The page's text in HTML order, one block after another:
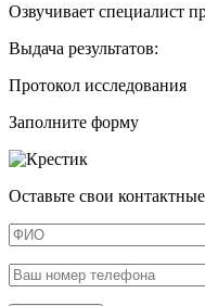
Озвучивает специалист
Выдача результатов:
Протокол исследования
Заполните форму
Оставьте свои